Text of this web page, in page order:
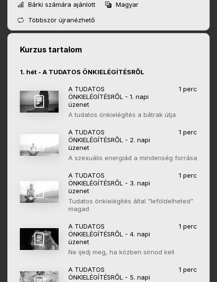
Bárki számára ajánlott
Magyar
Többször újranézhető
Kurzus tartalom
1. hét - A TUDATOS ÖNKIELÉGÍTÉSRŐL
A TUDATOS
ÖNKIELÉGÍTÉSRŐL - 1. napi
üzenet
1 perc
A tudatos önkielégítés a bátrak útja
A TUDATOS
ÖNKIELÉGÍTÉSRŐL - 2. napi
üzenet
1 perc
A szexuális energiád a mindenség forrása
A TUDATOS
ÖNKIELÉGÍTÉSRŐL - 3. napi
üzenet
1 perc
Tudatos önkielégítés által "leföldelheted"
magad
A TUDATOS
ÖNKIELÉGÍTÉSRŐL - 4. napi
üzenet
1 perc
Ne ijedj meg, ha közben sírnod kell
A TUDATOS
ÖNKIELÉGÍTÉSRŐL - 5. napi
1 perc